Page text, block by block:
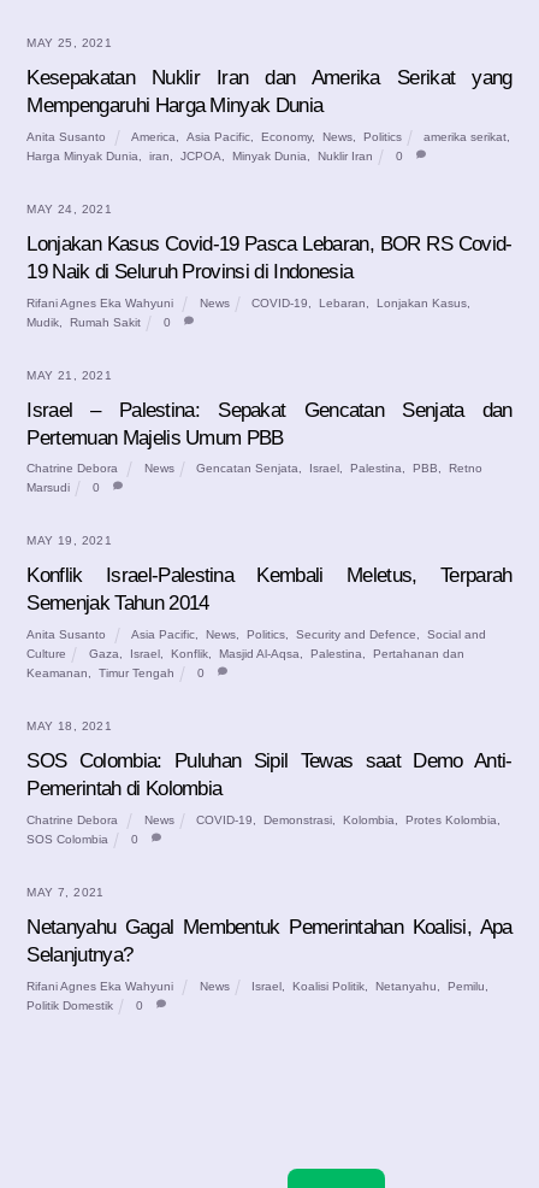
MAY 25, 2021
Kesepakatan Nuklir Iran dan Amerika Serikat yang
Mempengaruhi Harga Minyak Dunia
Anita Susanto America Asia Pacific, Economy, News, Politics amerika serikat
Harga Minyak Dunia
iran JCPOA Minyak Dunia Nuklir Iran 0
MAY 24, 2021
Lonjakan Kasus Covid-19 Pasca Lebaran, BOR RS Covid-
19 Naik di Seluruh Provinsi di Indonesia
Rifani Agnes Eka Wahyuni News COVID-19 Lebaran Lonjakan Kasus
Mudik
Rumah Sakit 0
MAY 21, 2021
Israel – Palestina: Sepakat Gencatan Senjata dan
Pertemuan Majelis Umum PBB
Chatrine Debora News Gencatan Senjata, Israel , Palestina, PBB,
Retno
Marsudi
0
MAY 19, 2021
Konflik Israel-Palestina Kembali Meletus, Terparah
Semenjak Tahun 2014
Anita Susanto Asia Pacific, News, Politics, Security and Defence,
Social and
Culture
Gaza, Israel, Konflik, Masjid Al-Aqsa, Palestina,
Pertahanan dan
Keamanan, Timur Tengah 0
MAY 18, 2021
SOS Colombia: Puluhan Sipil Tewas saat Demo Anti-
Pemerintah di Kolombia
Chatrine Debora News COVID-19 Demonstrasi Kolombia Protes Kolombia
SOS Colombia
0
MAY 7, 2021
Netanyahu Gagal Membentuk Pemerintahan Koalisi, Apa
Selanjutnya?
Rifani Agnes Eka Wahyuni News Israel Koalisi Politik Netanyahu Pemilu
Politik Domestik
0